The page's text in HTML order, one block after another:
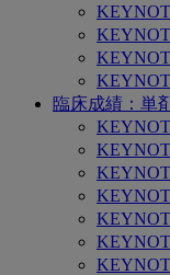
臨床成績：単